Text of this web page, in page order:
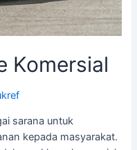
Komersial
sarana untuk
kepada masyarakat.